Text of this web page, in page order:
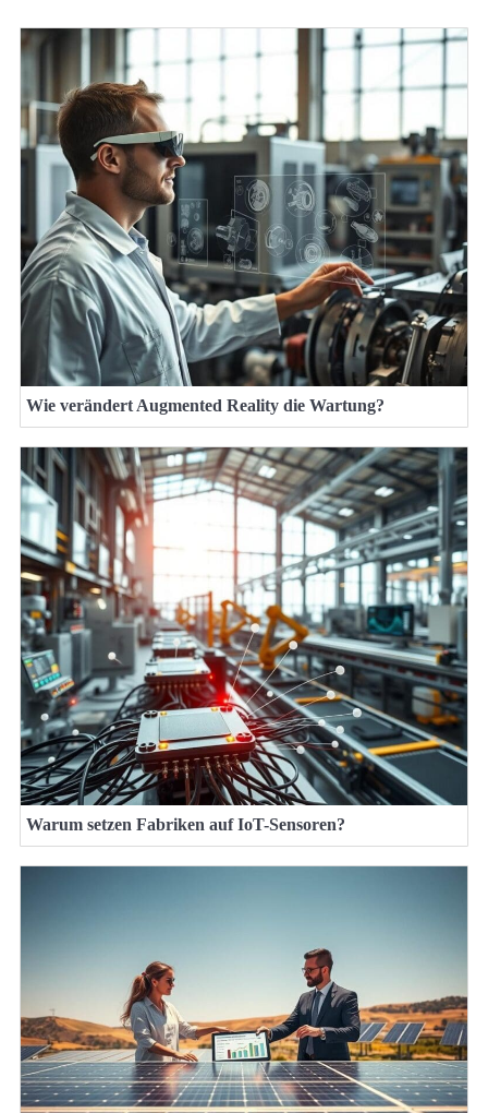
Wie verändert Augmented Reality die Wartung?
Warum setzen Fabriken auf IoT-Sensoren?